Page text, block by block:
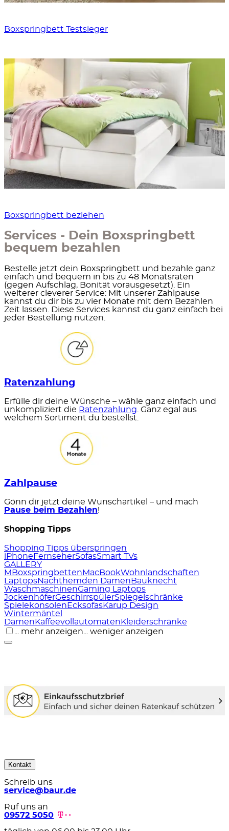
Boxspringbett Testsieger
Boxspringbett beziehen
Services - Dein Boxspringbett
bequem bezahlen
Bestelle jetzt dein Boxspringbett und bezahle ganz
einfach und bequem in bis zu 48 Monatsraten
(gegen Aufschlag, Bonität vorausgesetzt). Ein
weiterer cleverer Service: Mit unserer Zahlpause
kannst du dir bis zu vier Monate mit dem Bezahlen
Zeit lassen. Diese Services kannst du ganz einfach bei
jeder Bestellung nutzen.
Ratenzahlung
Erfülle dir deine Wünsche – wähle ganz einfach und
unkompliziert die Ratenzahlung . Ganz egal aus
welchem Sortiment du bestellst.
Zahlpause
Gönn dir jetzt deine Wunschartikel – und mach
Pause beim Bezahlen!
Shopping Tipps
Shopping Tipps überspringen
iPhone FernseherSofasSmart TVs
GALLERY
M Boxspringbetten MacBookWohnlandschaften
LaptopsNachthemden Damen Bauknecht
WaschmaschinenGaming Laptops
JockenhöferGeschirrspülerSpiegelschränke
Spielekonsolen EcksofasKarup Design
Wintermäntel
Damen Kaffeevollautomaten Kleiderschränke
... mehr anzeigen ... weniger anzeigen
Kontakt
Schreib uns
service@baur.de
Ruf uns an
09572 5050